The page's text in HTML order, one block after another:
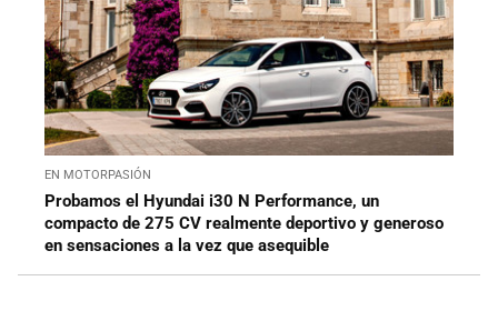
EN MOTORPASIÓN
Probamos el Hyundai i30 N Performance, un
compacto de 275 CV realmente deportivo y generoso
en sensaciones a la vez que asequible